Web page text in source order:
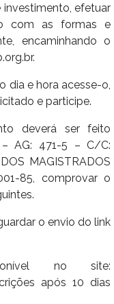
efetuar
com as formas e
encaminhando o
dia e hora acesse-o,
e participe.
deverá ser feito
AG: 471-5 – C/C:
MAGISTRADOS
85, comprovar o
o envio do link
no site:
após 10 dias